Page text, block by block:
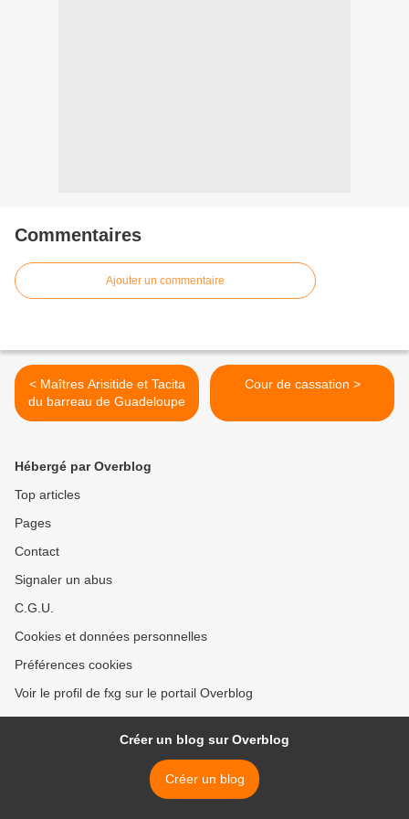
Commentaires
Ajouter un commentaire
< Maîtres Arisitide et Tacita
du barreau de Guadeloupe
Cour de cassation >
Hébergé par Overblog
Top articles
Pages
Contact
Signaler un abus
C.G.U.
Cookies et données personnelles
Préférences cookies
Voir le profil de fxg sur le portail Overblog
Créer un blog sur Overblog
Créer un blog